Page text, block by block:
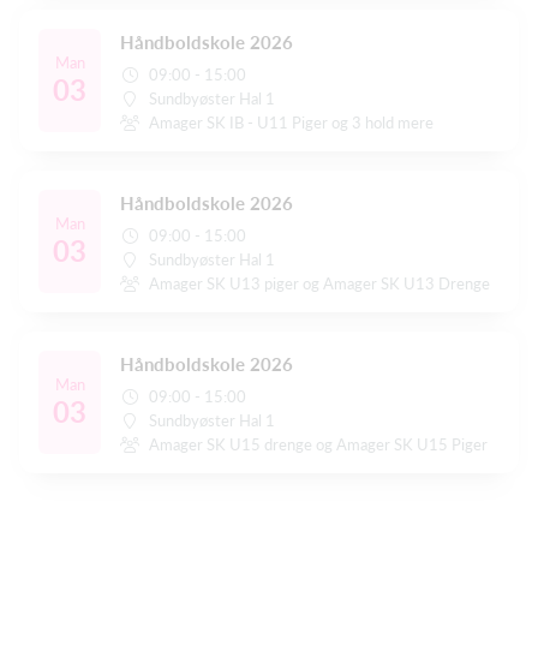
Man
03
Håndboldskole 2026
09:00 - 15:00
Sundbyøster Hal 1
Amager SK IB - U11 Piger og 3 hold mere
Man
03
Håndboldskole 2026
09:00 - 15:00
Sundbyøster Hal 1
Amager SK U13 piger og Amager SK U13 Drenge
Man
03
Håndboldskole 2026
09:00 - 15:00
Sundbyøster Hal 1
Amager SK U15 drenge og Amager SK U15 Piger